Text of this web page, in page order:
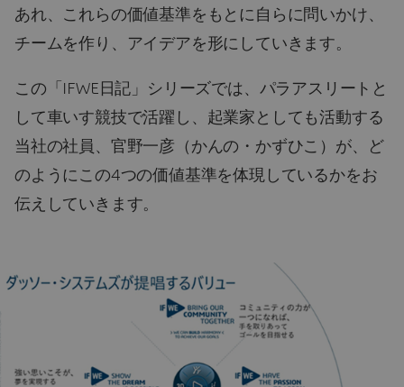
あれ、これらの価値基準をもとに自らに問いかけ、
チームを作り、アイデアを形にしていきます。
この「IFWE日記」シリーズでは、パラアスリートと
して車いす競技で活躍し、起業家としても活動する
当社の社員、官野一彦（かんの・かずひこ）が、ど
のようにこの4つの価値基準を体現しているかをお
伝えしていきます。